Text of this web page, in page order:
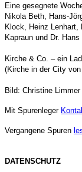
Eine gesegnete
Nikola Beth, Hans-
Klock, Heinz Lenhart,
Kapraun und Dr.
Kirche & Co. – ein
(Kirche in der City
Bild: Christine Limmer
Mit Spurenleger
Vergangene Spuren
DATENSCHUTZ